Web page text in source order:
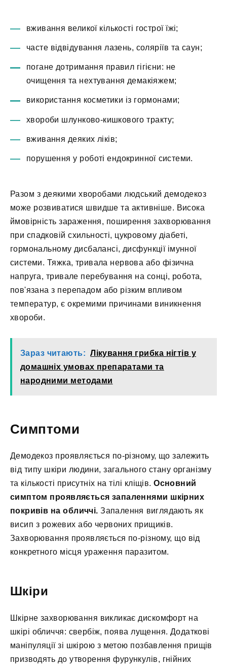
вживання великої кількості гострої їжі;
часте відвідування лазень, соляріїв та саун;
погане дотримання правил гігієни: не
очищення та нехтування демакіяжем;
використання косметики із гормонами;
хвороби шлунково-кишкового тракту;
вживання деяких ліків;
порушення у роботі ендокринної системи.
Разом з деякими хворобами людський демодекоз
може розвиватися швидше та активніше. Висока
ймовірність зараження, поширення захворювання
при спадковій схильності, цукровому діабеті,
гормональному дисбалансі, дисфункції імунної
системи. Тяжка, тривала нервова або фізична
напруга, тривале перебування на сонці, робота,
пов'язана з перепадом або різким впливом
температур, є окремими причинами виникнення
хвороби.
Зараз читають: Лікування грибка нігтів у
домашніх умовах препаратами та
народними методами
Симптоми
Демодекоз проявляється по-різному, що залежить
від типу шкіри людини, загального стану організму
та кількості присутніх на тілі кліщів.Основний
симптом проявляється запаленнями шкірних
покривів на обличчі. Запалення виглядають як
висип з рожевих або червоних прищиків.
Захворювання проявляється по-різному, що від
конкретного місця ураження паразитом.
Шкіри
Шкірне захворювання викликає дискомфорт на
шкірі обличчя: свербіж, поява лущення. Додаткові
маніпуляції зі шкірою з метою позбавлення прищів
призводять до утворення фурункулів, гнійних